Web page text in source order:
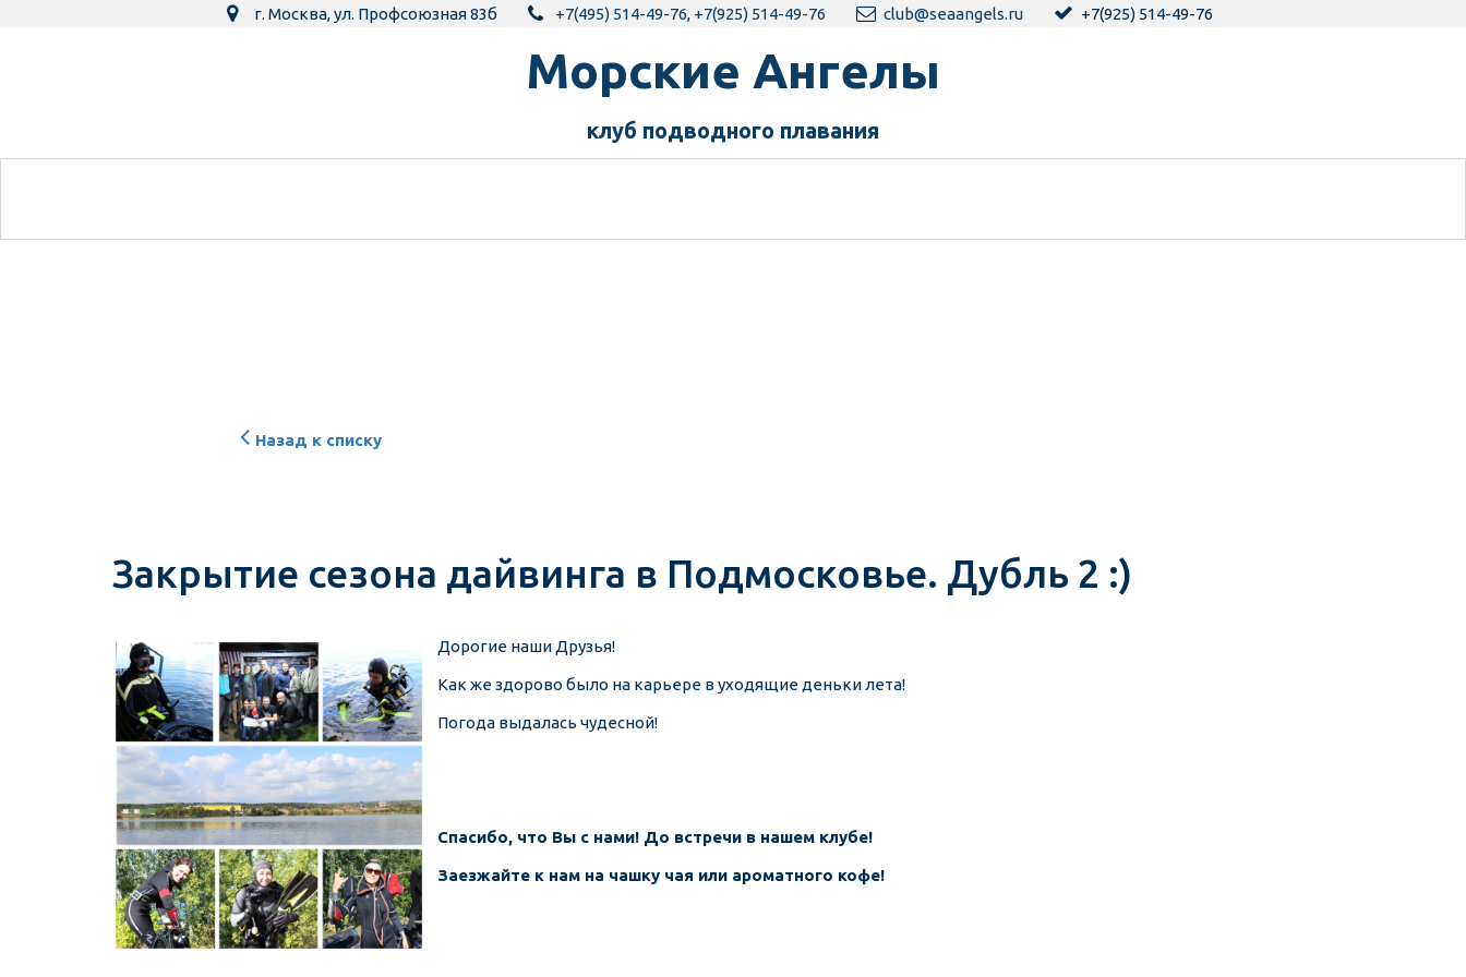
г. Москва,ул. Профсоюзная 83б +7(495) 514-49-76, +7(925) 514-49-76 club@seaangels.ru +7(925) 514-49-76
Морск­­­­­­ие Ангелы
клуб подводного пла­­вания
Назад к списку
Закрытие сезона дайвинга в Подмосковье. Дубль 2 :)
Дорогие наши Друзья!
Как же здорово было на карьере в уходящие деньки лета!
Погода выдалась чудесной!
Спасибо, что Вы с нами! До встречи в нашем клубе!
Заезжайте к нам на чашку чая или ароматного кофе!